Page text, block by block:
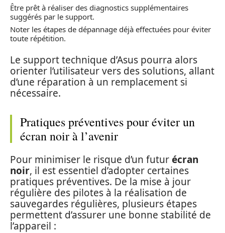
Être prêt à réaliser des diagnostics supplémentaires
suggérés par le support.
Noter les étapes de dépannage déjà effectuées pour éviter
toute répétition.
Le support technique d’Asus pourra alors
orienter l’utilisateur vers des solutions, allant
d’une réparation à un remplacement si
nécessaire.
Pratiques préventives pour éviter un
écran noir à l’avenir
Pour minimiser le risque d’un futurécran
noir, il est essentiel d’adopter certaines
pratiques préventives. De la mise à jour
régulière des pilotes à la réalisation de
sauvegardes régulières, plusieurs étapes
permettent d’assurer une bonne stabilité de
l’appareil :